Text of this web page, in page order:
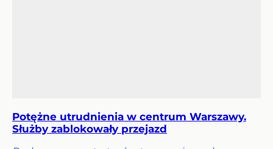
Potężne utrudnienia w centrum Warszawy.
Służby zablokowały przejazd